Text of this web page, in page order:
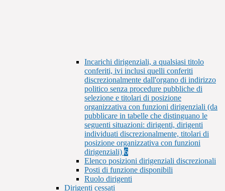
Incarichi dirigenziali, a qualsiasi titolo
conferiti, ivi inclusi quelli conferiti
discrezionalmente dall'organo di indirizzo
politico senza procedure pubbliche di
selezione e titolari di posizione
organizzativa con funzioni dirigenziali (da
pubblicare in tabelle che distinguano le
seguenti situazioni: dirigenti, dirigenti
individuati discrezionalmente, titolari di
posizione organizzativa con funzioni
dirigenziali) 6
Elenco posizioni dirigenziali discrezionali
Posti di funzione disponibili
Ruolo dirigenti
Dirigenti cessati